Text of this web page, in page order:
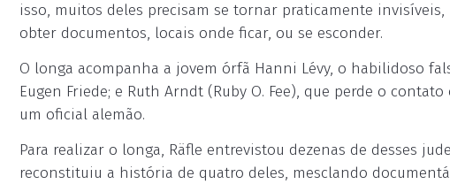
isso, muitos deles precisam se tornar praticamente
obter documentos, locais onde ficar, ou se esconder.
O longa acompanha a jovem órfã Hanni Lévy, o habilidoso
Eugen Friede; e Ruth Arndt (Ruby O. Fee), que perde o
um oficial alemão.
Para realizar o longa, Räfle entrevistou dezenas de desses
reconstituiu a história de quatro deles, mesclando